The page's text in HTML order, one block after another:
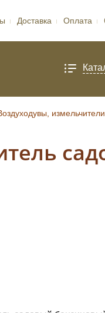
Доставка Оплата
измельчители